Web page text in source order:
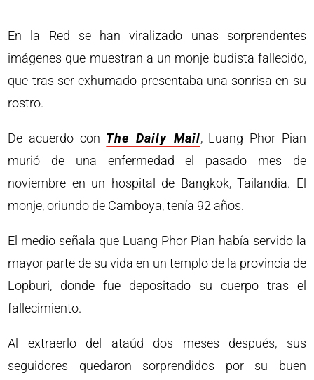
En la Red se han viralizado unas sorprendentes
imágenes que muestran a un monje budista fallecido,
que tras ser exhumado presentaba una sonrisa en su
rostro.
De acuerdo con The Daily Mail, Luang Phor Pian
murió de una enfermedad el pasado mes de
noviembre en un hospital de Bangkok, Tailandia. El
monje, oriundo de Camboya, tenía 92 años.
El medio señala que Luang Phor Pian había servido la
mayor parte de su vida en un templo de la provincia de
Lopburi, donde fue depositado su cuerpo tras el
fallecimiento.
Al extraerlo del ataúd dos meses después, sus
seguidores quedaron sorprendidos por su buen